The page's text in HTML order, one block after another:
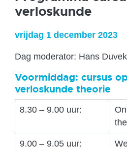
verloskunde
vrijdag 1 december 2023
Dag moderator: Hans
Voormiddag: cursus
verloskunde theorie
8.30 – 9.00 uur:
9.00 – 9.05 uur: